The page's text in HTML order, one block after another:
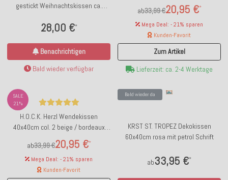
gestickt Weihnachtskissen ca.
28,00 €*
Benachrichtigen
Bald wieder verfügbar
ab
20,95 €*
33,99 €
Mega Deal: - 21% sparen
Kunden-Favorit
Zum Artikel
Lieferzeit: ca. 2-4 Werktage
SALE
21%
H.O.C.K. Herzl Wendekissen
40x40cm col. 2 beige / bordeaux
ab
20,95 €*
33,99 €
Mega Deal: - 21% sparen
Kunden-Favorit
Bald wieder da
KRST ST. TROPEZ Dekokissen
60x40cm rosa mit petrol Schrift
ab33,95 €*